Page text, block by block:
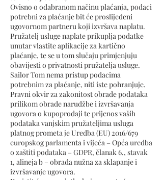
Ovisno o odabranom načinu plaćanja, podaci
potrebni za plaćanje bit će proslijeđeni
ugovornom partneru koji izvršava naplatu.
Pružatelj usluge naplate prikuplja podatke
unutar vlastite aplikacije za kartično
plaćanje, te se u tom slučaju primjenjuju
obavijesti o privatnosti pružatelja usluge.
Sailor Tom nema pristup podacima
potrebnim za plaćanje, niti iste pohranjuje.
Pravni okvir za zakonitost obrade podataka
prilikom obrade narudžbe i izvršavanja
ugovora o kupoprodaji te prijenos vaših
podataka vanjskim pružateljima usluga
platnog prometa je Uredba (EU) 2016/679
europskog parlamenta i vijeća – Opća uredba
o zaštiti podataka – GDPR, članak 6., stavak
1, alineja b – obrada nužna za sklapanje i
izvršavanje ugovora.